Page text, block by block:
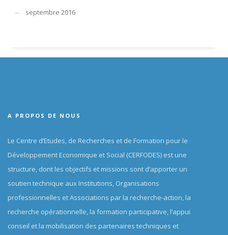
septembre 2016
A PROPOS DE NOUS
Le Centre d’Etudes, de Recherches et de Formation pour le
Développement Economique et Social (CERFODES) est une
structure, dont les objectifs et missions sont d’apporter un
soutien technique aux Institutions, Organisations
professionnelles et Associations par la recherche-action, la
recherche opérationnelle, la formation participative, l’appui
conseil et la mobilisation des partenaires techniques et